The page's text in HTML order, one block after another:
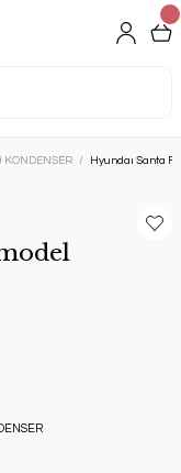
KONDENSER Hyundaı Santa